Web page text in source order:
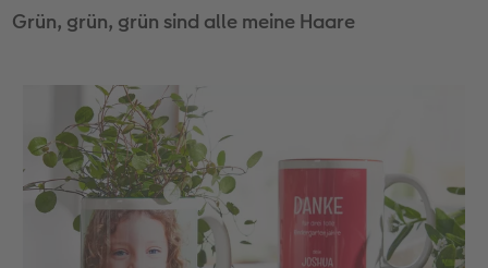
Grün, grün, grün sind alle meine Haare